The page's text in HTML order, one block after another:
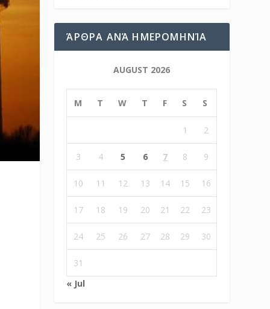
ΆΡΘΡΑ ΑΝΆ ΗΜΕΡΟΜΗΝΊΑ
AUGUST 2026
M T W T F S S
1 2
3 4 5 6 7 8 9
10 11 12 13 14 15 16
17 18 19 20 21 22 23
24 25 26 27 28 29 30
31
« Jul